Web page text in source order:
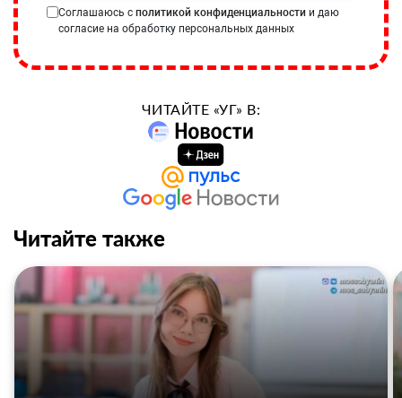
Соглашаюсь с политикой конфиденциальности и даю
согласие на обработку персональных данных
ЧИТАЙТЕ «УГ» В:
Читайте также